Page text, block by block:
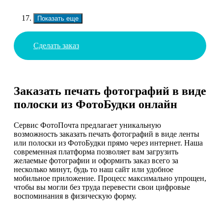
Показать еще
Сделать заказ
Заказать печать фотографий в виде
полоски из ФотоБудки онлайн
Сервис ФотоПочта предлагает уникальную
возможность заказать печать фотографий в виде ленты
или полоски из ФотоБудки прямо через интернет. Наша
современная платформа позволяет вам загрузить
желаемые фотографии и оформить заказ всего за
несколько минут, будь то наш сайт или удобное
мобильное приложение. Процесс максимально упрощен,
чтобы вы могли без труда перевести свои цифровые
воспоминания в физическую форму.